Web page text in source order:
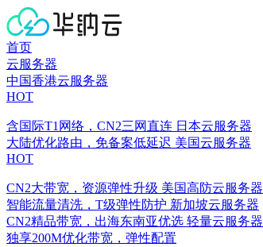
首页
云服务器
中国香港云服务器
HOT
含国际T1网络，CN2三网直连 日本云服务器
大陆优化路由，免备案低延迟 美国云服务器
HOT
CN2大带宽，资源弹性升级 美国高防云服务器
智能流量清洗，T级弹性防护 新加坡云服务器
CN2精品带宽，出海东南亚优选 轻量云服务器
独享200M优化带宽，弹性配置